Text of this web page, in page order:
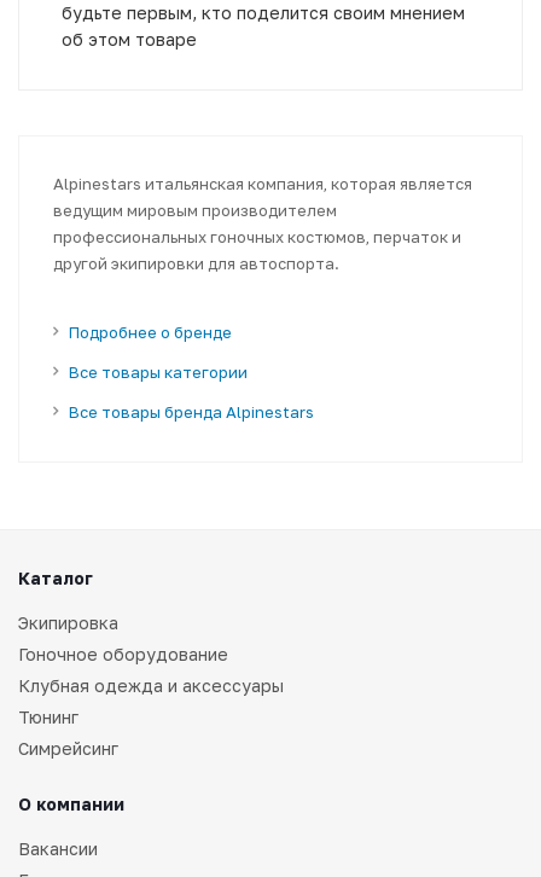
будьте первым, кто поделится своим мнением
об этом товаре
Alpinestars итальянская компания, которая является
ведущим мировым производителем
профессиональных гоночных костюмов, перчаток и
другой экипировки для автоспорта.
Подробнее о бренде
Все товары категории
Все товары бренда Alpinestars
Каталог
Экипировка
Гоночное оборудование
Клубная одежда и аксессуары
Тюнинг
Симрейсинг
О компании
Вакансии